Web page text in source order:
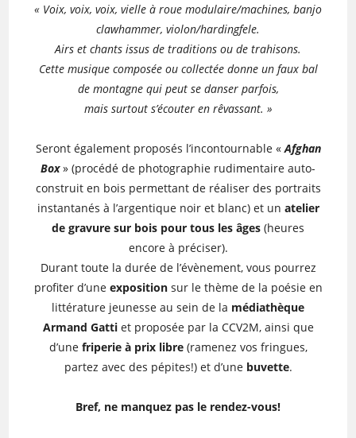
« Voix, voix, voix, vielle à roue modulaire/machines, banjo
clawhammer, violon/hardingfele.
Airs et chants issus de traditions ou de trahisons.
Cette musique composée ou collectée donne un faux bal
de montagne qui peut se danser parfois,
mais surtout s’écouter en rêvassant. »
Seront également proposés l’incontournable «Afghan
Box» (procédé de photographie rudimentaire auto-
construit en bois permettant de réaliser des portraits
instantanés à l’argentique noir et blanc) et un atelier
de gravure sur bois pour tous les âges (heures
encore à préciser).
Durant toute la durée de l’évènement, vous pourrez
profiter d’uneexpositionsur le thème de la poésie en
littérature jeunesse au sein de la médiathèque
Armand Gattiet proposée par la CCV2M, ainsi que
d’unefriperie à prix libre(ramenez vos fringues,
partez avec des pépites!) et d’unebuvette.
Bref, ne manquez pas le rendez-vous!